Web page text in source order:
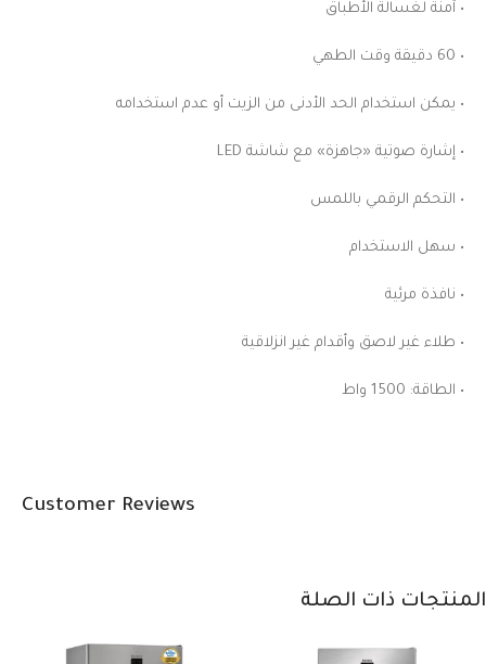
• آمنة لغسالة الأطباق
• 60 دقيقة وقت الطهي
• يمكن استخدام الحد الأدنى من الزيت أو عدم استخدامه
• إشارة صوتية «جاهزة» مع شاشة LED
• التحكم الرقمي باللمس
• سهل الاستخدام
• نافذة مرئية
• طلاء غير لاصق وأقدام غير انزلاقية
• الطاقة: 1500 واط
Customer Reviews
المنتجات ذات الصلة